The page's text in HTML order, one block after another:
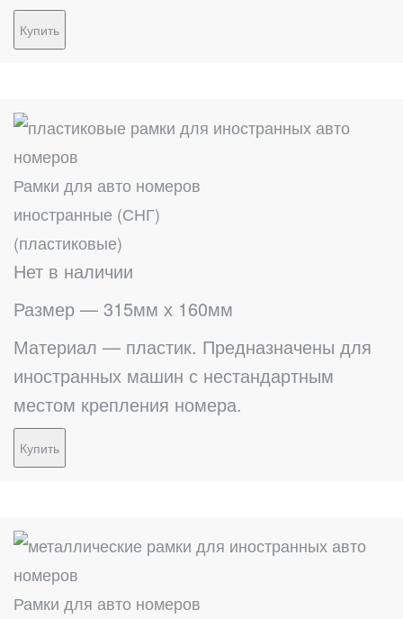
Купить
Рамки для авто номеров
иностранные (СНГ)
(пластиковые)
Нет в наличии
Размер — 315мм х 160мм
Материал — пластик. Предназначены для
иностранных машин с нестандартным
местом крепления номера.
Купить
Рамки для авто номеров